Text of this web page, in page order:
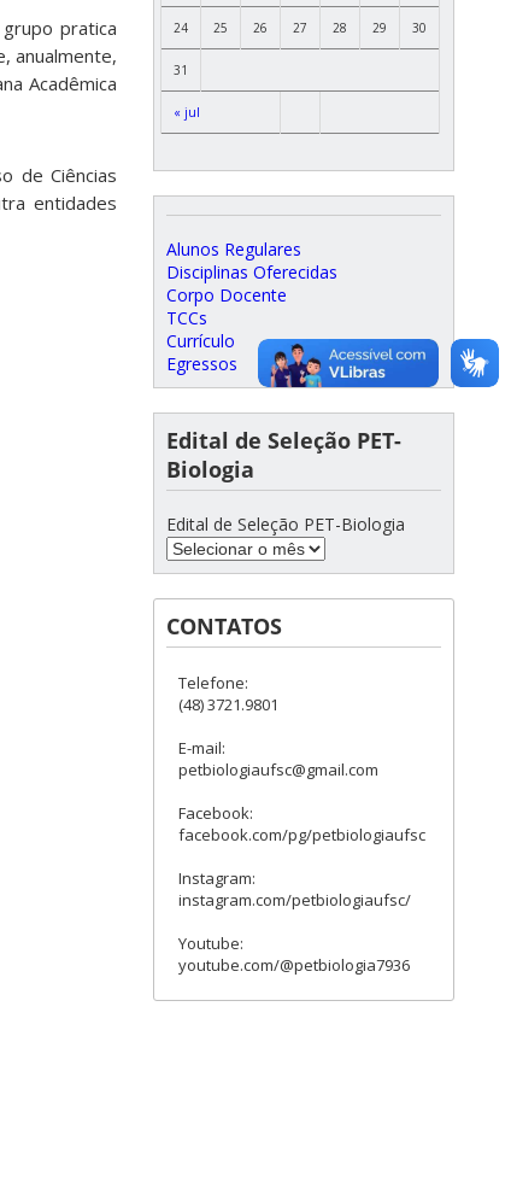
pratica
anualmente,
Acadêmica
de Ciências
entidades
« jul
24 25 26 27 28 29 30
31
Alunos Regulares
Disciplinas Oferecidas
Corpo Docente
TCCs
Currículo
Egressos
Edital de Seleção PET-
Biologia
Edital de Seleção PET-Biologia
CONTATOS
Telefone:
(48) 3721.9801
E-mail:
petbiologiaufsc@gmail.com
Facebook:
facebook.com/pg/petbiologiaufsc
Instagram:
instagram.com/petbiologiaufsc/
Youtube:
youtube.com/@petbiologia7936